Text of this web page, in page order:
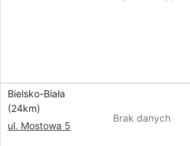
Bielsko-Biała
(24km)
ul. Mostowa 5
Brak danych